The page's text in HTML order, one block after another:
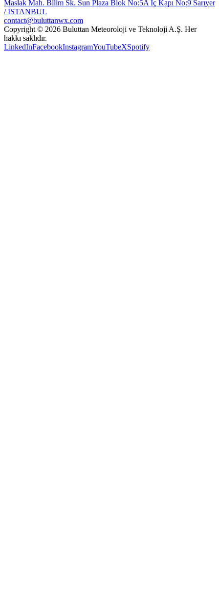
Maslak Mah. Bilim Sk. Sun Plaza Blok No:5A İç Kapı No:9 Sarıyer
/ İSTANBUL
contact@buluttanwx.com
Copyright © 2026 Buluttan Meteoroloji ve Teknoloji A.Ş. Her
hakkı saklıdır.
LinkedInFacebookInstagramYouTubeXSpotify